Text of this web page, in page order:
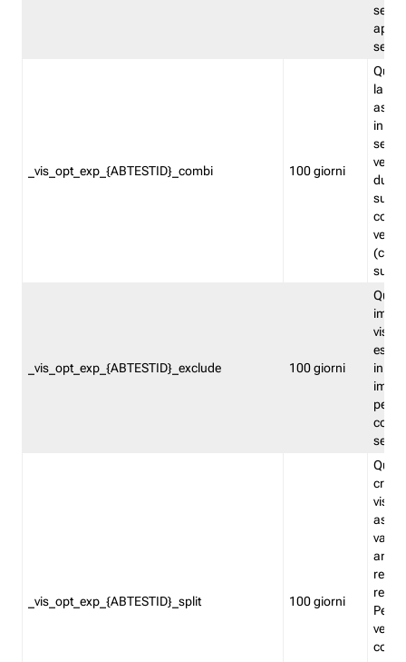
_vis_opt_exp_{ABTESTID}_combi 100 giorni
la
in
_vis_opt_exp_{ABTESTID}_exclude 100 giorni
in
_vis_opt_exp_{ABTESTID}_split 100 giorni